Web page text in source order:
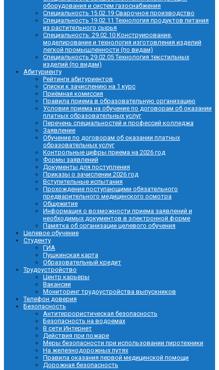
оборудования и систем газоснабжения
Специальность 15.02.19 Сварочное производство
Специальность 19.02.11 Технология продуктов питания
из растительного сырья
Специальность: 29.02.10 Конструирование,
моделирование и технология изготовления изделий
легкой промышленности (по видам)
Специальность 29.02.05 Технология текстильных
изделий (по видам)
Абитуриенту
Рейтинги абитуриентов
Списки к зачислению на 1 курс
Приёмная комиссия
Правила приема в образовательную организацию
Условия приема на обучение по договорам об оказании
платных образовательных услуг
Перечень специальностей и профессий колледжа
Заявление
Обучение по договорам об оказании платных
образовательных услуг
Контрольные цифры приема на 2026 год
Формы заявлений
Документы для поступления
Приказы о зачислении 2026 год
Вступительные испытания
Прохождение поступающими обязательного
предварительного медицинского осмотра
Общежитие
Информация о возможности приема заявлений и
необходимых документов в электронной форме
Памятка об организации целевого обучения
Целевое обучение
Студенту
ГИА
Пушкинская карта
Образовательный кредит
Трудоустройство
Центр карьеры
Вакансии
Мониторинг трудоустройства выпускников
Телефон доверия
Безопасность
Антитеррористическая безопасность
Безопасность на водоемах
В сети Интернет
Действия при пожаре
Меры безопасности при использовании пиротехники
На железнодорожных путях
Правила оказания первой медицинской помощи
Дорожная безопасность